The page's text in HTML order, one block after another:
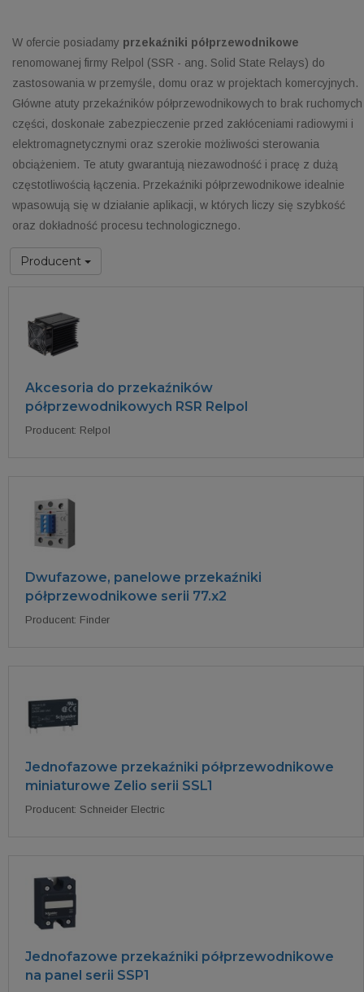
W ofercie posiadamy przekaźniki półprzewodnikowe
renomowanej firmy Relpol (SSR - ang. Solid State Relays) do
zastosowania w przemyśle, domu oraz w projektach komercyjnych.
Główne atuty przekaźników półprzewodnikowych to brak ruchomych
części, doskonałe zabezpieczenie przed zakłóceniami radiowymi i
elektromagnetycznymi oraz szerokie możliwości sterowania
obciążeniem. Te atuty gwarantują niezawodność i pracę z dużą
częstotliwością łączenia. Przekaźniki półprzewodnikowe idealnie
wpasowują się w działanie aplikacji, w których liczy się szybkość
oraz dokładność procesu technologicznego.
Producent
Akcesoria do przekaźników
półprzewodnikowych RSR Relpol
Producent: Relpol
Dwufazowe, panelowe przekaźniki
półprzewodnikowe serii 77.x2
Producent: Finder
Jednofazowe przekaźniki półprzewodnikowe
miniaturowe Zelio serii SSL1
Producent: Schneider Electric
Jednofazowe przekaźniki półprzewodnikowe
na panel serii SSP1